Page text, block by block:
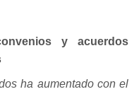
y acuerdos
ha aumentado con el